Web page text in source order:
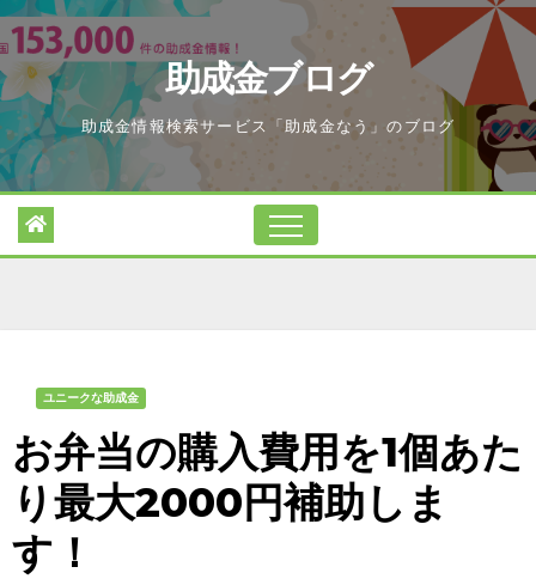
Skip
to
content
助成金ブログ
助成金情報検索サービス「助成金なう」のブログ
ユニークな助成金
お弁当の購入費用を1個あた
り最大2000円補助しま
す！